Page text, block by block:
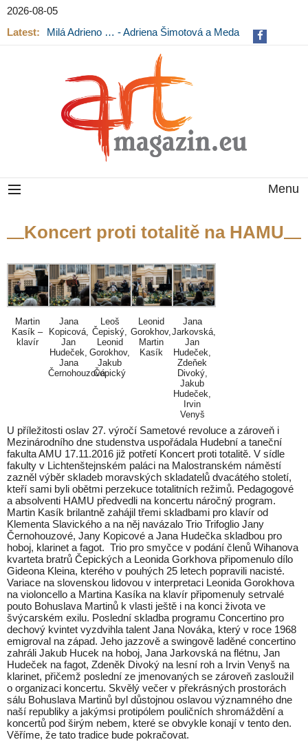
2026-08-05
Latest:
Milá Adrieno … - Adriena Šimotová a Meda
Menu
Koncert proti totalitě na HAMU
Martin
Kasík –
klavír
Jana
Kopicová,
Jan
Hudeček,
Jana
Černohouzová
Leoš
Čepiský,
Leonid
Gorokhov,
Jakub
Čepický
Leonid
Gorokhov,
Martin
Kasík
Jana
Jarkovská,
Jan
Hudeček,
Zdeňek
Divoký,
Jakub
Hudeček,
Irvin
Venyš
U příležitosti oslav 27. výročí Sametové revoluce a zároveň i
Mezinárodního dne studenstva uspořádala Hudební a taneční
fakulta AMU 17.11.2016 již potřetí Koncert proti totalitě. V sídle
fakulty v Lichtenštejnském paláci na Malostranském náměstí
zazněl výběr skladeb moravských skladatelů dvacátého století,
kteří sami byli obětmi perzekuce totalitních režimů. Pedagogové
a absolventi HAMU předvedli na koncertu náročný program.
Martin Kasík brilantně zahájil třemi skladbami pro klavír od
Klementa Slavického a na něj navázalo Trio Trifoglio Jany
Černohouzové, Jany Kopicové a Jana Hudečka skladbou pro
hoboj, klarinet a fagot. Trio pro smyčce v podání členů Wihanova
kvarteta bratrů Čepických a Leonida Gorkhova připomenulo dílo
Gideona Kleina, kterého v pouhých 25 letech popravili nacisté.
Variace na slovenskou lidovou v interpretaci Leonida Gorokhova
na violoncello a Martina Kasíka na klavír připomenuly setrvalé
pouto Bohuslava Martinů k vlasti ještě i na konci života ve
švýcarském exilu. Poslední skladba programu Concertino pro
dechový kvintet vyzdvihla talent Jana Nováka, který v roce 1968
emigroval na západ. Jeho jazzově a swingově laděné concertino
zahráli Jakub Hucek na hoboj, Jana Jarkovská na flétnu, Jan
Hudeček na fagot, Zdeněk Divoký na lesní roh a Irvin Venyš na
klarinet, přičemž poslední ze jmenovaných se zároveň zasloužil
o organizaci koncertu. Skvělý večer v překrásných prostorách
sálu Bohuslava Martinů byl důstojnou oslavou významného dne
naší republiky a jakýmsi protipólem pouličních shromáždění a
koncertů pod širým nebem, které se obvykle konají v tento den.
Věříme, že tato tradice bude pokračovat.